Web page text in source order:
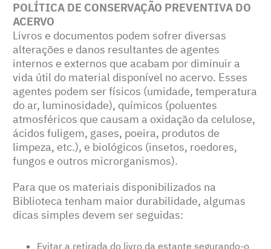
POLÍTICA DE CONSERVAÇÃO PREVENTIVA DO
ACERVO
Livros e documentos podem sofrer diversas
alterações e danos resultantes de agentes
internos e externos que acabam por diminuir a
vida útil do material disponível no acervo. Esses
agentes podem ser físicos (umidade, temperatura
do ar, luminosidade), químicos (poluentes
atmosféricos que causam a oxidação da celulose,
ácidos fuligem, gases, poeira, produtos de
limpeza, etc.), e biológicos (insetos, roedores,
fungos e outros microrganismos).
Para que os materiais disponibilizados na
Biblioteca tenham maior durabilidade, algumas
dicas simples devem ser seguidas:
Evitar a retirada do livro da estante segurando-o